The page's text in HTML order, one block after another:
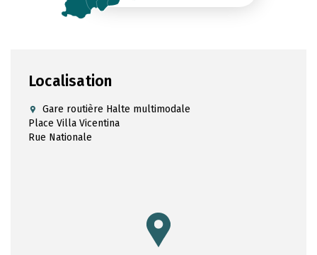
Localisation
Gare routière Halte multimodale
Place Villa Vicentina
Rue Nationale